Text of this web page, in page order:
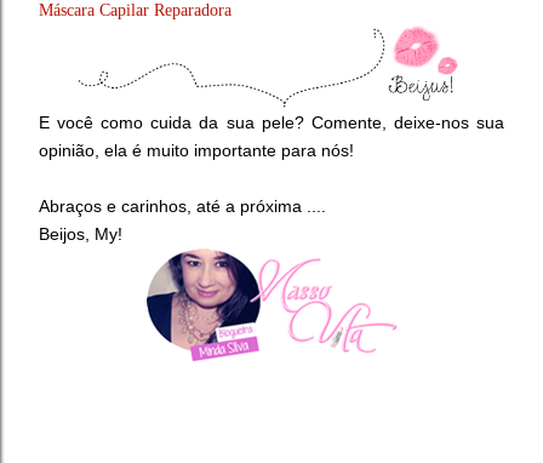
Máscara Capilar Reparadora
E você como cuida da sua pele? Comente, deixe-nos sua
opinião, ela é muito importante para nós!
Abraços e carinhos, até a próxima ....
Beijos, My!